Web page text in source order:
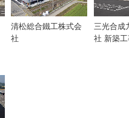
清松総合鐵工株式会
社
三光合成
社 新築